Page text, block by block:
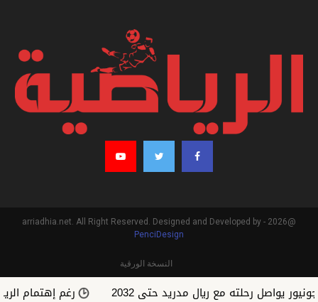
@2026 - arriadhia.net. All Right Reserved. Designed and Developed by
PenciDesign
النسخة الورقية
رحلته مع ريال مدريد حتى 2032 رغم إهتمام الريال..